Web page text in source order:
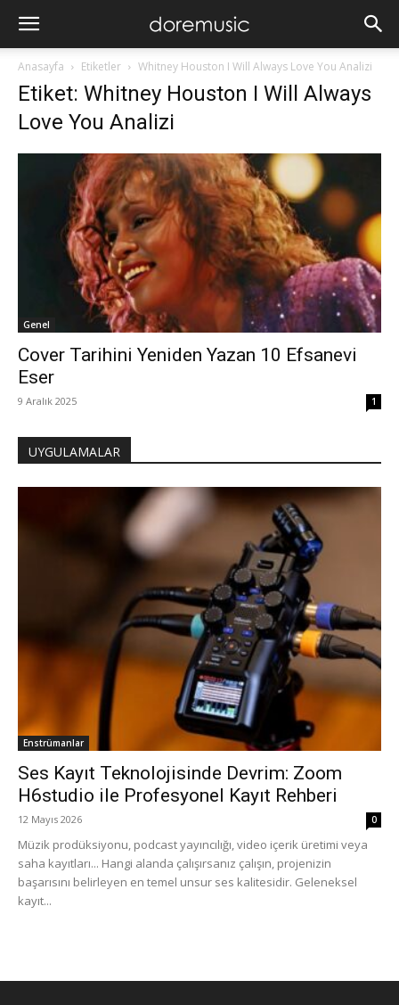
Anasayfa Etiketler Whitney Houston I Will Always Love You Analizi
Etiket: Whitney Houston I Will Always
Love You Analizi
Genel
Cover Tarihini Yeniden Yazan 10 Efsanevi
Eser
9 Aralık 2025 1
UYGULAMALAR
Enstrümanlar
Ses Kayıt Teknolojisinde Devrim: Zoom
H6studio ile Profesyonel Kayıt Rehberi
12 Mayıs 2026 0
Müzik prodüksiyonu, podcast yayıncılığı, video içerik üretimi veya
saha kayıtları... Hangi alanda çalışırsanız çalışın, projenizin
başarısını belirleyen en temel unsur ses kalitesidir. Geleneksel
kayıt...